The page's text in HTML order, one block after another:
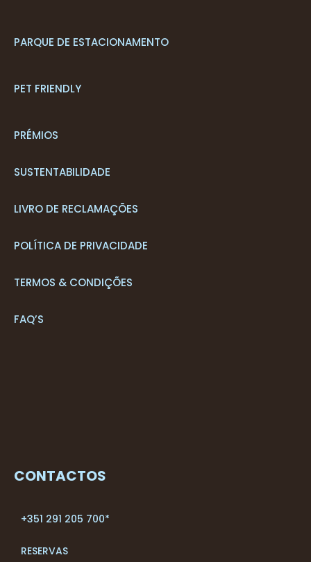
PARQUE DE ESTACIONAMENTO
PET FRIENDLY
PRÉMIOS
SUSTENTABILIDADE
LIVRO DE RECLAMAÇÕES
POLÍTICA DE PRIVACIDADE
TERMOS & CONDIÇÕES
FAQ’S
CONTACTOS
+351 291 205 700*
RESERVAS